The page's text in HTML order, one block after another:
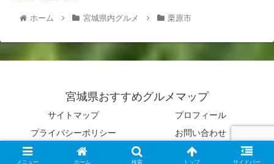
ホーム 宮城県内グルメ 栗原市
宮城県おすすめグルメマップ
サイトマップ
プロフィール
プライバシーポリシー
お問い合わせ
© 2021 宮城県おすすめグルメマップ.
メニュー ホーム 検索 トップ サイドバー